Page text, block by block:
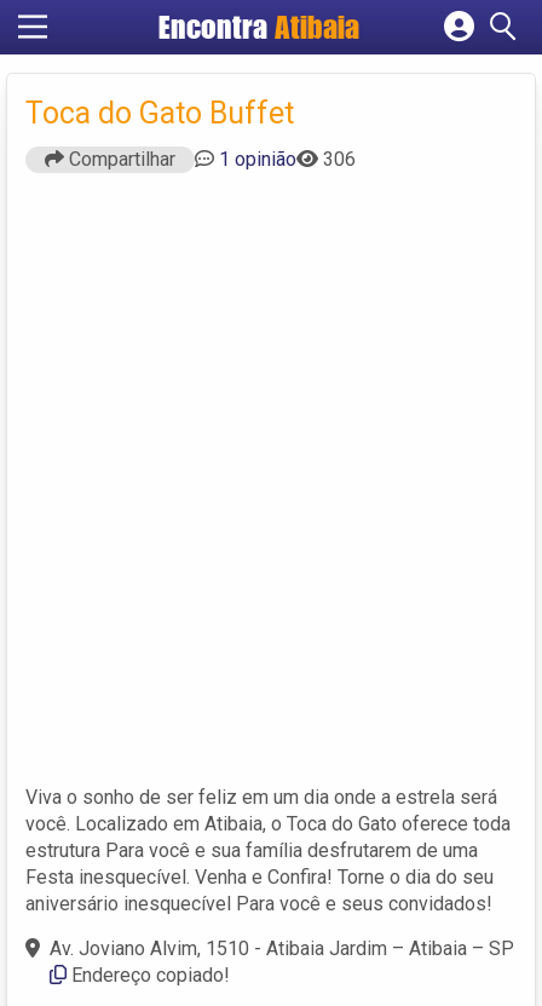
Encontra Atibaia
Cadastrar empresa
Fazer login
Criar conta
Toca do Gato Buffet
Compartilhar 1 opinião 306
Viva o sonho de ser feliz em um dia onde a estrela será
você. Localizado em Atibaia, o Toca do Gato oferece toda
estrutura Para você e sua família desfrutarem de uma
Festa inesquecível. Venha e Confira! Torne o dia do seu
aniversário inesquecível Para você e seus convidados!
Av. Joviano Alvim, 1510 - Atibaia Jardim – Atibaia – SP
Endereço copiado!